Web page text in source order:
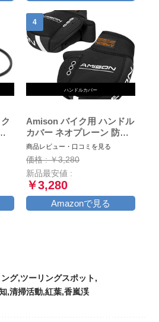
ハンドルカバー
Amison バイク用 ハンドル
カバー ネオプレーン 防寒
防水 防風 ハンドルウォー
マー 保温 反射コーティン
グ付き
商品レビュー・口コミを見る
価格 : ￥3,280
新品最安値 :
￥3,280
Amazonで見る
グ ツーリングスポット
清掃活動 紅葉 香嵐渓